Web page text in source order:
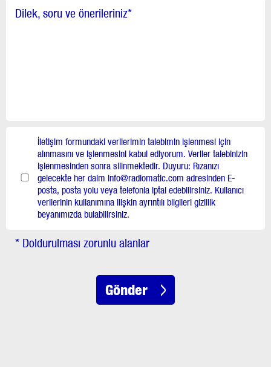
Dilek, soru ve önerileriniz*
İletişim formundaki verilerimin talebimin işlenmesi için
alınmasını ve işlenmesini kabul ediyorum. Veriler talebinizin
işlenmesinden sonra silinmektedir. Duyuru: Rızanızı
gelecekte her daim info@radiomatic.com adresinden E-
posta, posta yolu veya telefonla iptal edebilirsiniz. Kullanıcı
verilerinin kullanımına ilişkin ayrıntılı bilgileri gizlilik
beyanımızda bulabilirsiniz.
* Doldurulması zorunlu alanlar
Gönder